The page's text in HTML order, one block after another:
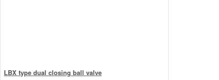
LBX type dual closing ball valve